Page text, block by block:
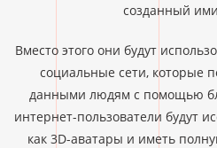
созданный
Вместо этого они будут
социальные сети, которые
данными людям с помощью
интернет-пользователи будут
как 3D-аватары и иметь